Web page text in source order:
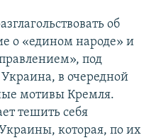
об
о «едином народе» и
под
в очередной
мотивы Кремля.
тешить себя
которая, по их